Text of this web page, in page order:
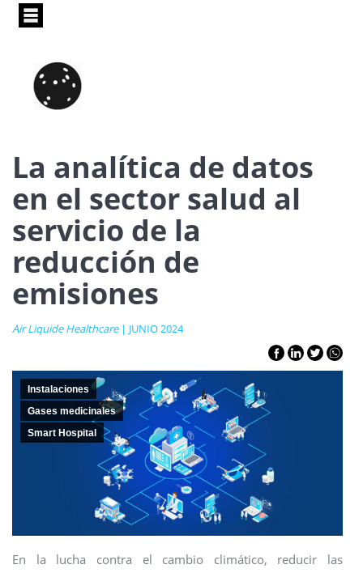
Pasar
principal
La analítica de datos
en el sector salud al
servicio de la
reducción de
emisiones
Air Liquide Healthcare| JUNIO 2024
Instalaciones
Gases medicinales
Smart Hospital
En la lucha contra el cambio climático, reducir las